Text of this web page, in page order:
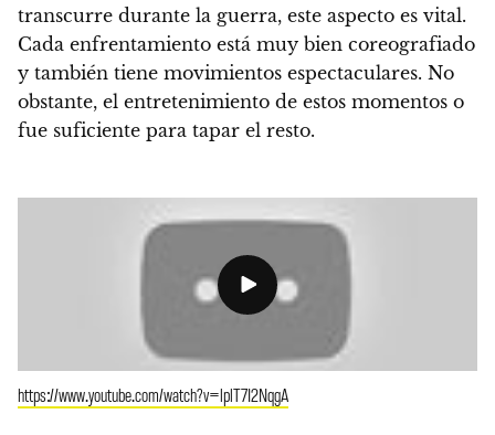
transcurre durante la guerra, este aspecto es vital.
Cada enfrentamiento está muy bien coreografiado
y también tiene movimientos espectaculares. No
obstante, el entretenimiento de estos momentos o
fue suficiente para tapar el resto.
https://www.youtube.com/watch?v=lplT7I2NqgA